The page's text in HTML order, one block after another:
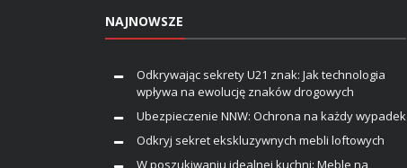
NAJNOWSZE
Odkrywając sekrety U21 znak: Jak technologia
wpływa na ewolucję znaków drogowych
Ubezpieczenie NNW: Ochrona na każdy wypadek
Odkryj sekret ekskluzywnych mebli loftowych
W poszukiwaniu idealnej kuchni: Meble na